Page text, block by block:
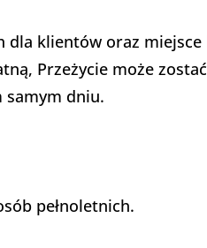
dla klientów oraz
Przeżycie może
samym dniu.
pełnoletnich.